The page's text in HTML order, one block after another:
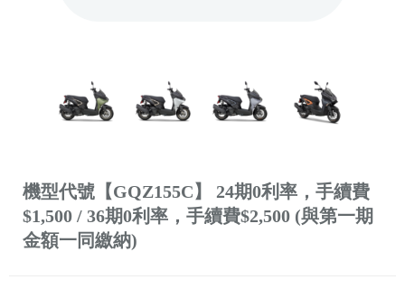
機型代號【GQZ155C】 24期0利率，手續費
$1,500 / 36期0利率，手續費$2,500 (與第一期
金額一同繳納)